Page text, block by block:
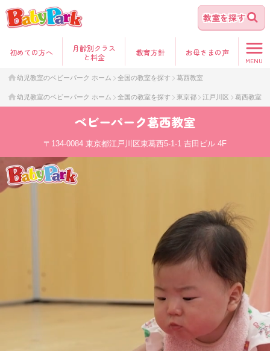
教室を探す
初めての方へ
月齢別クラス
と料金
教育方針 お母さまの声
MENU
幼児教室のベビーパーク ホーム 全国の教室を探す 葛西教室
幼児教室のベビーパーク ホーム 全国の教室を探す 東京都 江戸川区 葛西教室
ベビーパーク葛西教室
〒134-0084 東京都江戸川区東葛西5-1-1 吉田ビル 4F